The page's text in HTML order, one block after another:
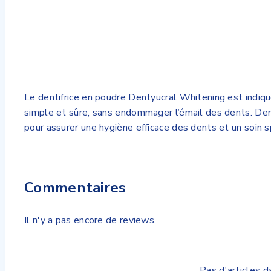
Le dentifrice en poudre Dentyucral Whitening est
simple et sûre, sans endommager l’émail des dents.
pour assurer une hygiène efficace des dents et un soin
Commentaires
Il n'y a pas encore de reviews.